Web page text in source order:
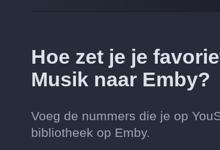
Hoe zet je je
Musik naar Emby?
Voeg de nummers die je op
bibliotheek op Emby.